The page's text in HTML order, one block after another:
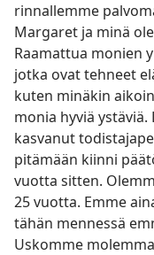
rinnallemme
Margaret ja minä
Raamattua monien
jotka ovat tehneet
kuten minäkin
monia hyviä
kasvanut
pitämään kiinni
vuotta sitten.
25 vuotta. Emme
tähän mennessä
Uskomme